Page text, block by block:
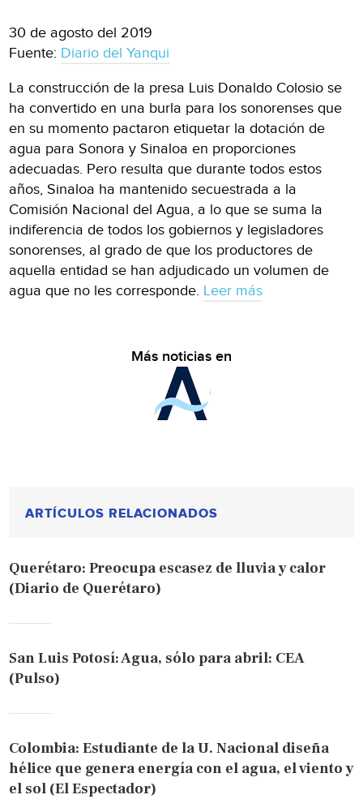
30 de agosto del 2019
Fuente: Diario del Yanqui
La construcción de la presa Luis Donaldo Colosio se
ha convertido en una burla para los sonorenses que
en su momento pactaron etiquetar la dotación de
agua para Sonora y Sinaloa en proporciones
adecuadas. Pero resulta que durante todos estos
años, Sinaloa ha mantenido secuestrada a la
Comisión Nacional del Agua, a lo que se suma la
indiferencia de todos los gobiernos y legisladores
sonorenses, al grado de que los productores de
aquella entidad se han adjudicado un volumen de
agua que no les corresponde. Leer más
Más noticias en
ARTÍCULOS RELACIONADOS
Querétaro: Preocupa escasez de lluvia y calor
(Diario de Querétaro)
San Luis Potosí: Agua, sólo para abril: CEA
(Pulso)
Colombia: Estudiante de la U. Nacional diseña
hélice que genera energía con el agua, el viento y
el sol (El Espectador)